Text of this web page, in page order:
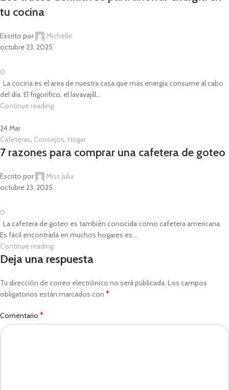
tu cocina
Escrito por
Michelle
octubre 23, 2025
0
La cocina es el área de nuestra casa que más energía consume al cabo
del día. El frigorífico, el lavavajill...
Continue reading
24 Mar
Cafeteras Consejos Hogar
7 razones para comprar una cafetera de goteo
Escrito por
Miss Julia
octubre 23, 2025
0
La cafetera de goteo es también conocida como cafetera americana.
Es fácil encontrarla en muchos hogares es...
Continue reading
Deja una respuesta
Tu dirección de correo electrónico no será publicada. Los campos
obligatorios están marcados con *
Comentario *